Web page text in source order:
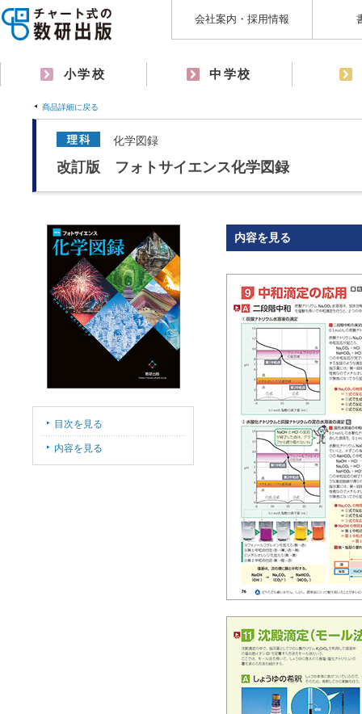
会社案内・採用情報
小学校 中学校
商品詳細に戻る
化学図録
改訂版 フォトサイエンス化学図録
内容を見る
目次を見る
内容を見る